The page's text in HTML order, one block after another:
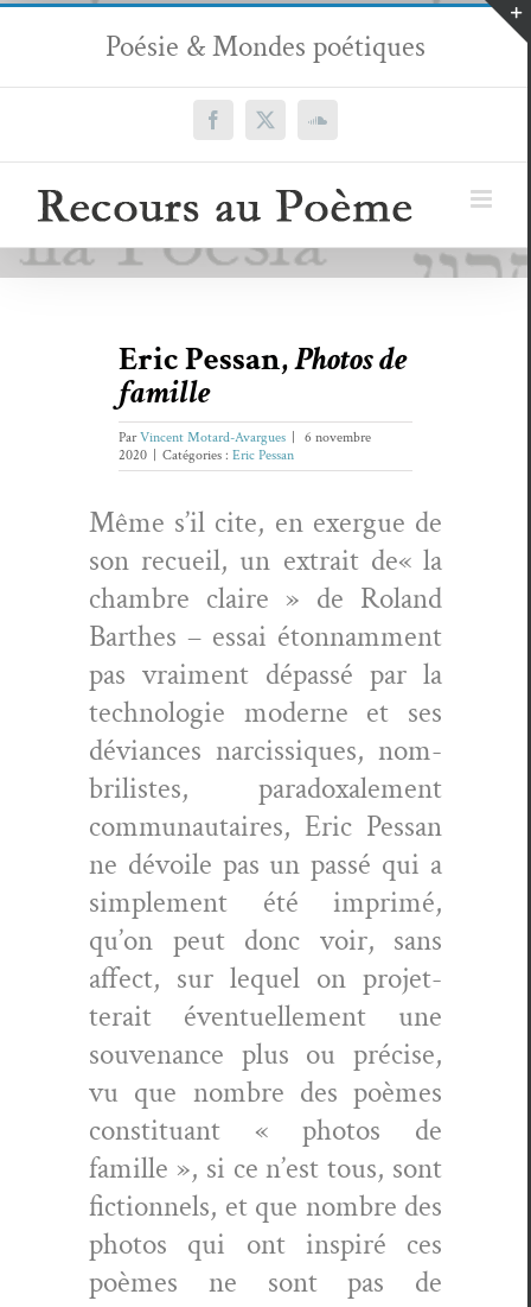
Passer
contenu
Poésie & Mondes poétiques
Facebook
X SoundCloud
Eric Pessan,Photos de
famille
ParVincent Motard-Avargues
6 novembre
2020
Catégories : Eric Pessan
Même s’il cite, en exer­gue de
son recueil, un extrait de« la
cham­bre claire » de Roland
Barthes – essai éton­nam­ment
pas vrai­ment dépassé par la
tech­nolo­gie mod­erne et ses
déviances nar­cis­siques, nom­
brilistes, para­doxale­ment
com­mu­nau­taires, Eric Pes­san
ne dévoile pas un passé qui a
sim­ple­ment été imprimé,
qu’on peut donc voir, sans
affect, sur lequel on pro­jet­
terait éventuelle­ment une
sou­ve­nance plus ou pré­cise,
vu que nom­bre des poèmes
con­sti­tu­ant « pho­tos de
famille », si ce n’est tous, sont
fic­tion­nels, et que nom­bre des
pho­tos qui ont inspiré ces
poèmes ne sont pas de